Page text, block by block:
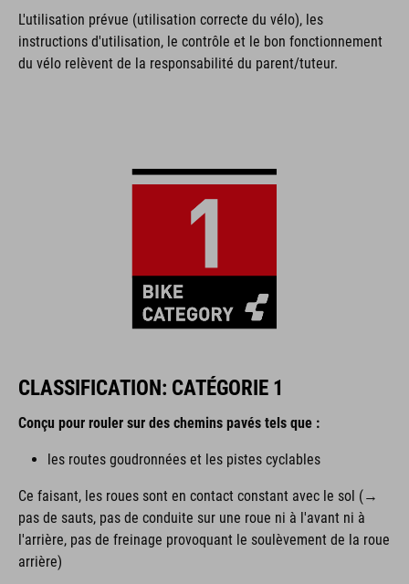
L'utilisation prévue (utilisation correcte du vélo), les
instructions d'utilisation, le contrôle et le bon fonctionnement
du vélo relèvent de la responsabilité du parent/tuteur.
CLASSIFICATION: CATÉGORIE 1
Conçu pour rouler sur des chemins pavés tels que :
les routes goudronnées et les pistes cyclables
Ce faisant, les roues sont en contact constant avec le sol (→
pas de sauts, pas de conduite sur une roue ni à l'avant ni à
l'arrière, pas de freinage provoquant le soulèvement de la roue
arrière)